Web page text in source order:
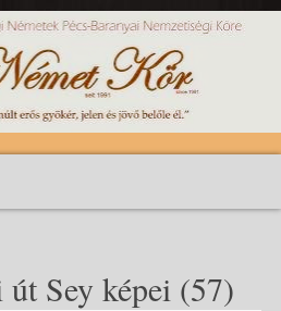
Sey képei (57)